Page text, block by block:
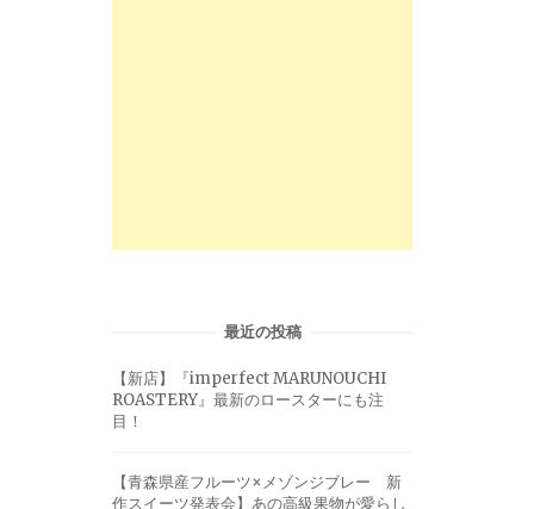
最近の投稿
【新店】『imperfect MARUNOUCHI
ROASTERY』最新のロースターにも注
目！
【青森県産フルーツ×メゾンジブレー 新
作スイーツ発表会】あの高級果物が愛らし